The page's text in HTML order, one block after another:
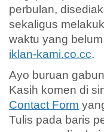
perbulan,
sekaligus
waktu yang
iklan-kami.co.cc.
Ayo buruan
Kasih komen di
Contact Form
Tulis pada baris